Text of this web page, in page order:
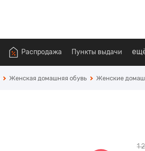
Распродажа Пункты выдачи
Женская домашняя обувь Женские
1